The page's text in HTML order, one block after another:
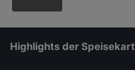
Highlights der